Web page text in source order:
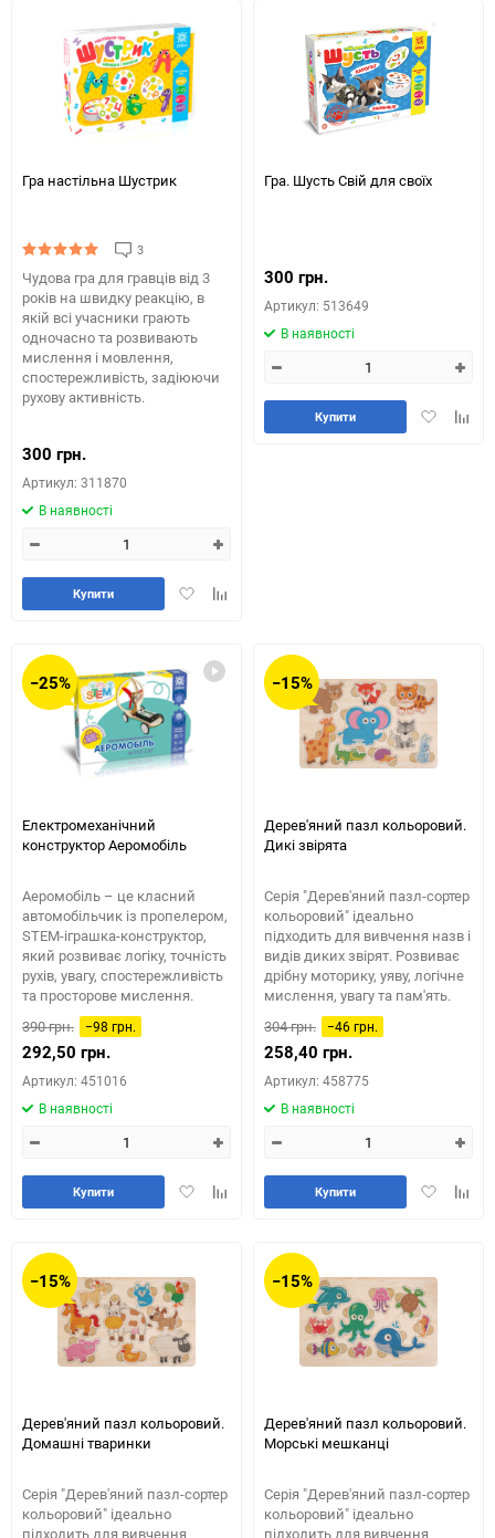
Гра настільна Шустрик
3
Чудова гра для гравців від 3
років на швидку реакцію, в
якій всі учасники грають
одночасно та розвивають
мислення і мовлення,
спостережливість, задіюючи
рухову активність.
300 грн.
Артикул: 311870
В наявності
ДодатиДодайте
порівняння
Купити
Гра. Шусть Свій для своїх
300 грн.
Артикул: 513649
В наявності
Додати
Купити
−25%
Електромеханічний
конструктор Аеромобіль
Аеромобіль – це класний
автомобільчик із пропелером,
STEM-іграшка-конструктор,
який розвиває логіку, точність
рухів, увагу, спостережливість
та просторове мислення.
390 грн.
−98 грн.
292,50 грн.
Артикул: 451016
В наявності
ДодатиДодайте
порівняння
Купити
−15%
Дерев'яний пазл кольоровий.
Дикі звірята
Серія "Дерев'яний пазл-сортер
кольоровий" ідеально
підходить для вивчення назв і
видів диких звірят. Розвиває
дрібну моторику, уяву, логічне
мислення, увагу та пам'ять.
304 грн.
−46 грн.
258,40 грн.
Артикул: 458775
В наявності
Додати
Купити
−15%
Дерев'яний пазл кольоровий.
Домашні тваринки
Серія "Дерев'яний пазл-сортер
кольоровий" ідеально
підходить для вивчення
−15%
Дерев'яний пазл кольоровий.
Морські мешканці
​Серія "Дерев'яний пазл-сортер
кольоровий" ідеально
підходить для вивчення